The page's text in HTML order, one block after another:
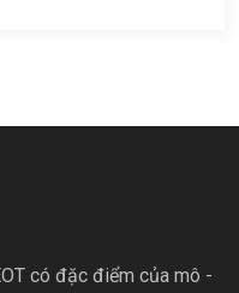
có đặc điểm của mô -